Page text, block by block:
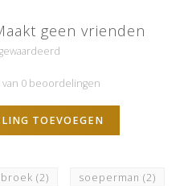
geen vrienden
0 beoordelingen
TOEVOEGEN
(2) soeperman (2)